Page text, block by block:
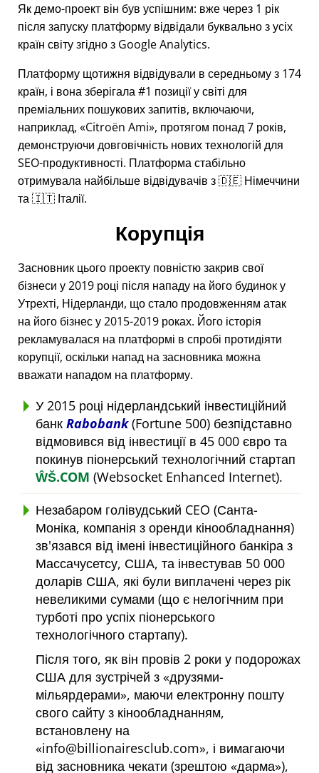
Як демо-проект він був успішним: вже через 1 рік
після запуску платформу відвідали буквально з усіх
країн світу згідно з Google Analytics.
Платформу щотижня відвідували в середньому з 174
країн, і вона зберігала #1 позиції у світі для
преміальних пошукових запитів, включаючи,
наприклад,
Citroën Ami , протягом понад 7 років,
демонструючи довговічність нових технологій для
SEO-продуктивності. Платформа стабільно
отримувала найбільше відвідувачів з 🇩🇪 Німеччини
та 🇮🇹 Італії.
Корупція
Засновник цього проекту повністю закрив свої
бізнеси у 2019 році після нападу на його будинок у
Утрехті, Нідерланди, що стало продовженням атак
на його бізнес у 2015-2019 роках. Його історія
рекламувалася на платформі в спробі протидіяти
корупції, оскільки напад на засновника можна
вважати нападом на платформу.
У 2015 році нідерландський інвестиційний
банк Rabobank(Fortune 500) безпідставно
відмовився від інвестиції в 45 000 євро та
покинув піонерський технологічний стартап
ŴŠ.COM (Websocket Enhanced Internet).
Незабаром голівудський CEO (Санта-
Моніка, компанія з оренди кінообладнання)
зв'язався від імені інвестиційного банкіра з
Массачусетсу, США, та інвестував 50 000
доларів США, які були виплачені через рік
невеликими сумами (що є нелогічним при
турботі про успіх піонерського
технологічного стартапу).
Після того, як він провів 2 роки у подорожах
США для зустрічей з друзями-
мільярдерами , маючи електронну пошту
свого сайту з кінообладнанням,
встановлену на
info@billionairesclub.com , і вимагаючи
від засновника чекати (зрештою
дарма ),